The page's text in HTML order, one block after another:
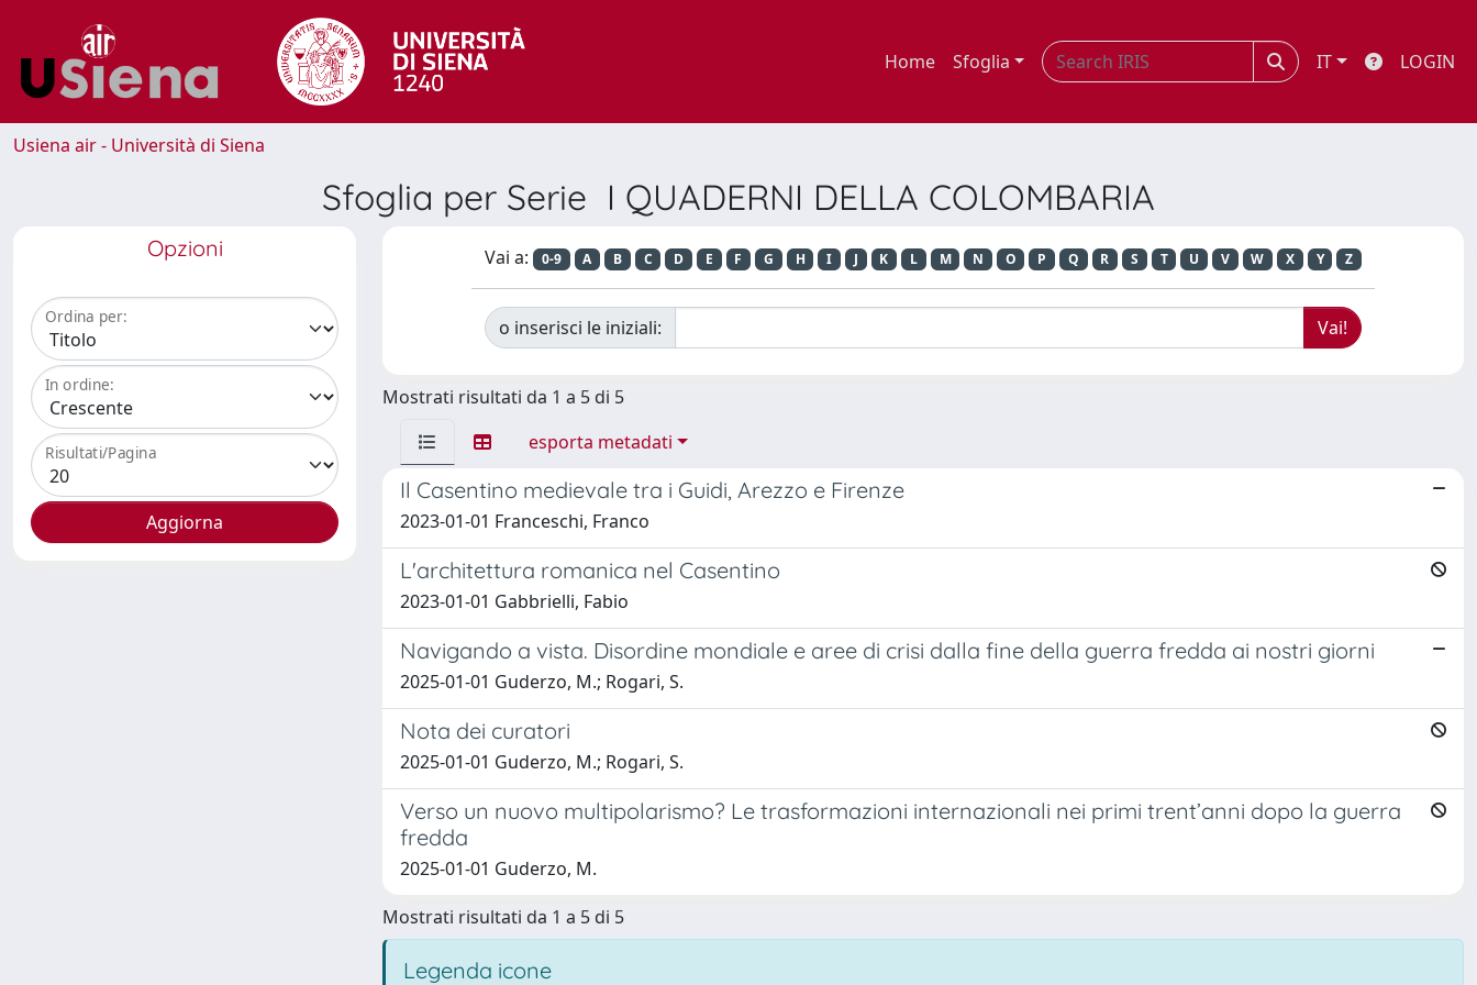
Home Sfoglia IT LOGIN
Usiena air - Università di Siena
Sfoglia per Serie I QUADERNI DELLA COLOMBARIA
Opzioni
Ordina per:
In ordine:
Risultati/Pagina
Vai a: 0-9 A B C D E F G H I J K L M N O P Q R S T U V W X Y Z
o inserisci le iniziali:
Mostrati risultati da 1 a 5 di 5
esporta metadati
Il Casentino medievale tra i Guidi, Arezzo e Firenze
2023-01-01 Franceschi, Franco
L'architettura romanica nel Casentino
2023-01-01 Gabbrielli, Fabio
Navigando a vista. Disordine mondiale e aree di crisi dalla fine della guerra fredda ai nostri giorni
2025-01-01 Guderzo, M.; Rogari, S.
Nota dei curatori
2025-01-01 Guderzo, M.; Rogari, S.
Verso un nuovo multipolarismo? Le trasformazioni internazionali nei primi trent’anni dopo la guerra
fredda
2025-01-01 Guderzo, M.
Mostrati risultati da 1 a 5 di 5
Legenda icone